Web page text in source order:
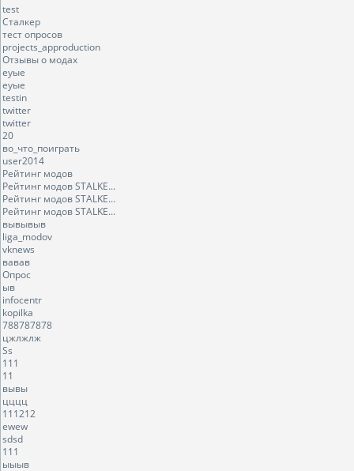
test
Сталкер
тест опросов
projects_approduction
Отзывы о модах
еуые
еуые
testin
twitter
twitter
20
во_что_поиграть
user2014
Рейтинг модов
Рейтинг модов STALKE...
Рейтинг модов STALKE...
Рейтинг модов STALKE...
вывывыв
liga_modov
vknews
вавав
Опрос
ыв
infocentr
kopilka
788787878
цжлжлж
Ss
111
11
вывы
цццц
111212
ewew
sdsd
111
ыыыв